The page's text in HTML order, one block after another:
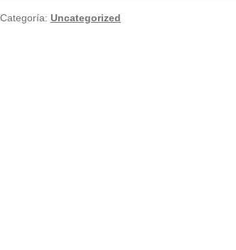
Categoría: Uncategorized